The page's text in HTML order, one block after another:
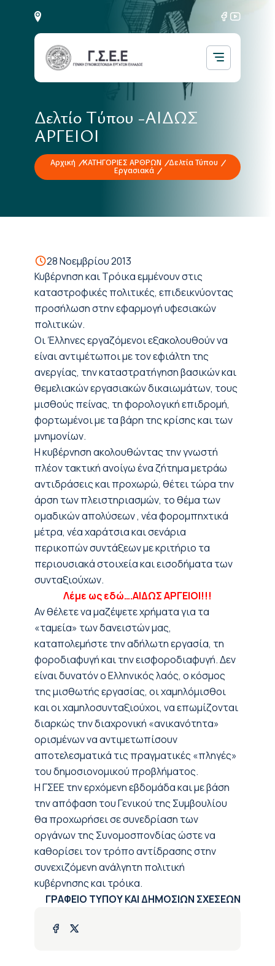
Δελτίο Τύπου -ΑΙΔΩΣ
ΑΡΓΕΙΟΙ
Αρχική ΚΑΤΗΓΟΡΙΕΣ ΑΡΘΡΩΝ
Δελτία Τύπου
Εργασιακά
28 Νοεμβρίου 2013
Κυβέρνηση και Τρόικα εμμένουν στις
καταστροφικές πολιτικές, επιδεικνύοντας
προσήλωση στην εφαρμογή υφεσιακών
πολιτικών.
Οι Έλληνες εργαζόμενοι εξακολουθούν να
είναι αντιμέτωποι με τον εφιάλτη της
ανεργίας, την καταστρατήγηση βασικών και
θεμελιακών εργασιακών δικαιωμάτων, τους
μισθούς πείνας, τη φορολογική επιδρομή,
φορτωμένοι με τα βάρη της κρίσης και των
μνημονίων.
H κυβέρνηση ακολουθώντας την γνωστή
πλέον τακτική ανοίγω ένα ζήτημα μετράω
αντιδράσεις και προχωρώ, θέτει τώρα την
άρση των πλειστηριασμών, το θέμα των
ομαδικών απολύσεων , νέα φορομπηχτικά
μέτρα, νέα χαράτσια και σενάρια
περικοπών συντάξεων με κριτήριο τα
περιουσιακά στοιχεία και εισοδήματα των
συνταξιούχων.
Λέμε ως εδώ….ΑΙΔΩΣ ΑΡΓΕΙΟΙ!!!
Αν θέλετε να μαζέψετε χρήματα για τα
«ταμεία» των δανειστών μας,
καταπολεμήστε την αδήλωτη εργασία, τη
φοροδιαφυγή και την εισφοροδιαφυγή. Δεν
είναι δυνατόν ο Ελληνικός λαός, ο κόσμος
της μισθωτής εργασίας, οι χαμηλόμισθοι
και οι χαμηλοσυνταξιούχοι, να επωμίζονται
διαρκώς την διαχρονική «ανικανότητα»
ορισμένων να αντιμετωπίσουν
αποτελεσματικά τις πραγματικές «πληγές»
του δημοσιονομικού προβλήματος.
Η ΓΣΕΕ την ερχόμενη εβδομάδα και με βάση
την απόφαση του Γενικού της Συμβουλίου
θα προχωρήσει σε συνεδρίαση των
οργάνων της Συνομοσπονδίας ώστε να
καθορίσει τον τρόπο αντίδρασης στην
συνεχιζόμενη ανάλγητη πολιτική
κυβέρνησης και τρόικα.
ΓΡΑΦΕΙΟ ΤΥΠΟΥ ΚΑΙ ΔΗΜΟΣΙΩΝ ΣΧΕΣΕΩΝ